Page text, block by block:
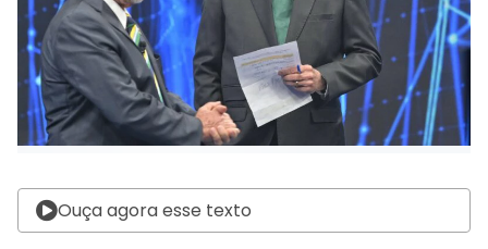
Ouça agora esse texto